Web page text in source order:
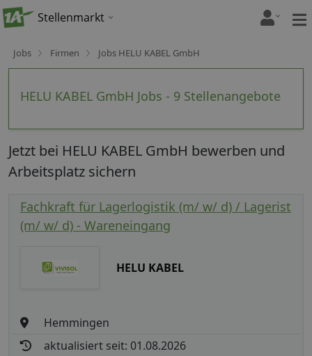
Stellenmarkt
Jobs Firmen Jobs HELU KABEL GmbH
HELU KABEL GmbH Jobs - 9 Stellenangebote
Jetzt bei HELU KABEL GmbH bewerben und
Arbeitsplatz sichern
Fachkraft für Lagerlogistik (m/ w/ d) / Lagerist
(m/ w/ d) - Wareneingang
HELU KABEL
Hemmingen
aktualisiert seit: 01.08.2026